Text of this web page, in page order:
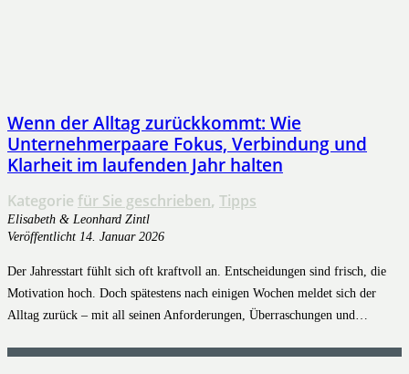
Wenn der Alltag zurückkommt: Wie
Unternehmerpaare Fokus, Verbindung und
Klarheit im laufenden Jahr halten
Kategorie für Sie geschrieben, Tipps
Elisabeth & Leonhard Zintl
Veröffentlicht 14. Januar 2026
Der Jahresstart fühlt sich oft kraftvoll an. Entscheidungen sind frisch, die
Motivation hoch. Doch spätestens nach einigen Wochen meldet sich der
Alltag zurück – mit all seinen Anforderungen, Überraschungen und…